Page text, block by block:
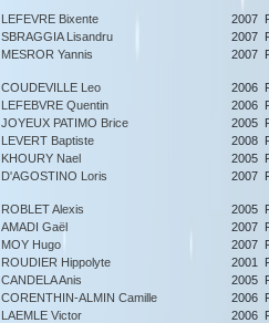
LEFEVRE Bixente 2007
SBRAGGIA Lisandru 2007
MESROR Yannis 2007
COUDEVILLE Leo 2006
LEFEBVRE Quentin 2006
JOYEUX PATIMO Brice 2005
LEVERT Baptiste 2008
KHOURY Nael 2005
D'AGOSTINO Loris 2007
ROBLET Alexis 2005
AMADI Gaël 2007
MOY Hugo 2007
ROUDIER Hippolyte 2001
CANDELA Anis 2005
CORENTHIN-ALMIN Camille 2006
LAEMLE Victor 2006